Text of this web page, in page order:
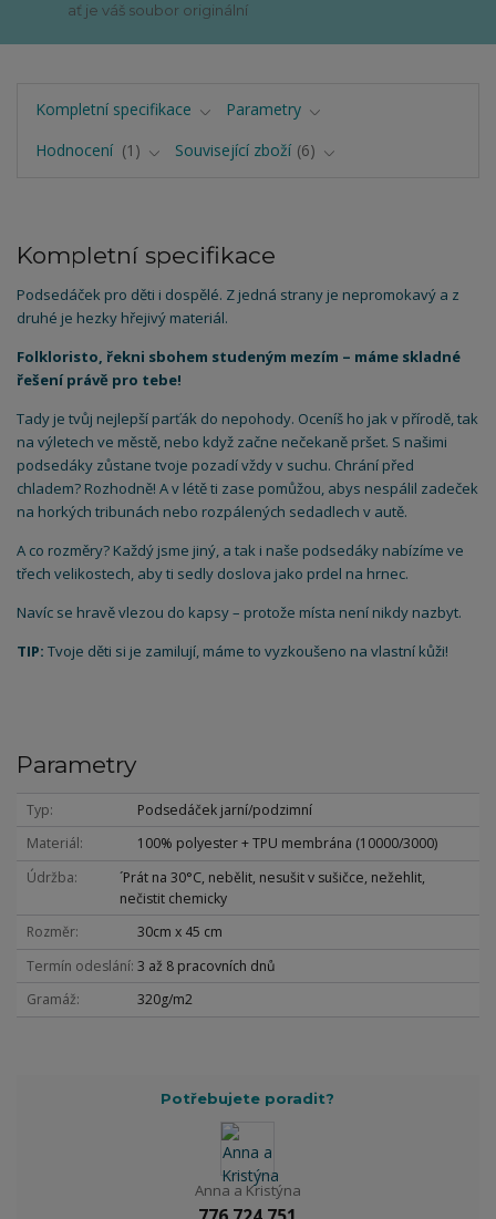
ať je váš soubor originální
Kompletní specifikace
Parametry
Hodnocení
1 Související zboží 6
Kompletní specifikace
Podsedáček pro děti i dospělé. Z jedná strany je nepromokavý a z
druhé je hezky hřejivý materiál.
Folkloristo, řekni sbohem studeným mezím – máme skladné
řešení právě pro tebe!
Tady je tvůj nejlepší parťák do nepohody. Oceníš ho jak v přírodě, tak
na výletech ve městě, nebo když začne nečekaně pršet. S našimi
podsedáky zůstane tvoje pozadí vždy v suchu. Chrání před
chladem? Rozhodně! A v létě ti zase pomůžou, abys nespálil zadeček
na horkých tribunách nebo rozpálených sedadlech v autě.
A co rozměry? Každý jsme jiný, a tak i naše podsedáky nabízíme ve
třech velikostech, aby ti sedly doslova jako prdel na hrnec.
Navíc se hravě vlezou do kapsy – protože místa není nikdy nazbyt.
TIP: Tvoje děti si je zamilují, máme to vyzkoušeno na vlastní kůži!
Parametry
Typ
Podsedáček jarní/podzimní
Materiál
100% polyester + TPU membrána (10000/3000)
Údržba
´Prát na 30°C, nebělit, nesušit v sušičce, nežehlit,
nečistit chemicky
Rozměr
30cm x 45 cm
Termín odeslání 3 až 8 pracovních dnů
Gramáž
320g/m2
Potřebujete poradit?
Anna a Kristýna